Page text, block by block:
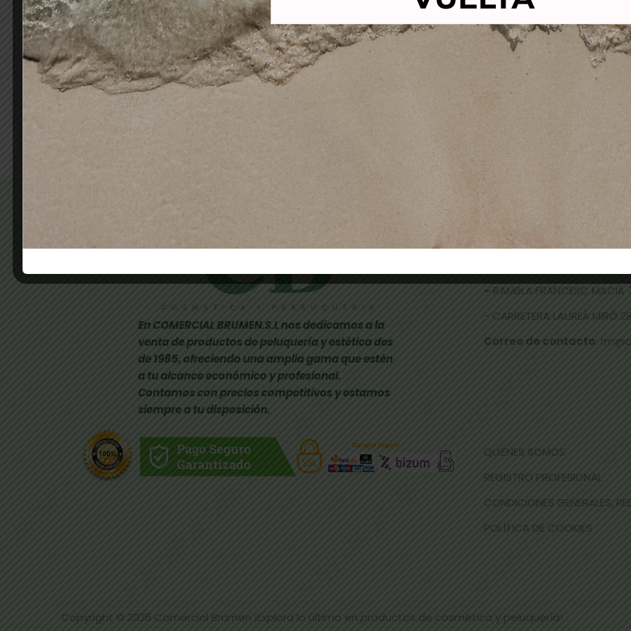
PERMANENTE GLAMOUR 1
80ml-cabello normal
SCHWARZKOPF
12,00€ 9,60€
Añadir al carrito
AMONIACO PREMIUM VIOLETT
7-4 RUBIO MEDIO COBRIZO
AMONIACO PREMIUM
7-6 RUBIO MEDIO
4,90
En COMERCIAL BRUMEN.S.L nos dedicamos a la
venta de productos de peluquería y estética des
de 1985, ofreciendo una amplia gama que estén
a tu alcance económico y profesional.
Contamos con precios competitivos y estamos
siempre a tu disposición.
TIENDAS FÍSICAS
- RAMBLA FRANCESC MACIÀ
- CARRETERA LAUREÀ MIRÓ
Correo de contacto:
QUIÉNES SOMOS
REGISTRO PROFESIONAL
CONDICIONES GENERALES,
POLÍTICA DE COOKIES
Copyright © 2026 Comercial Brumen ¡Explora lo último en productos de cosmética y peluquería!